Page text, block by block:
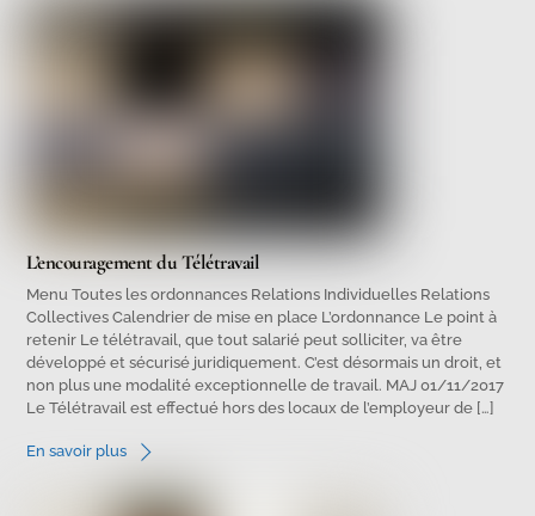
L’encouragement du Télétravail
Menu Toutes les ordonnances Relations Individuelles Relations
Collectives Calendrier de mise en place L’ordonnance Le point à
retenir Le télétravail, que tout salarié peut solliciter, va être
développé et sécurisé juridiquement. C’est désormais un droit, et
non plus une modalité exceptionnelle de travail. MAJ 01/11/2017
Le Télétravail est effectué hors des locaux de l’employeur de […]
En savoir plus